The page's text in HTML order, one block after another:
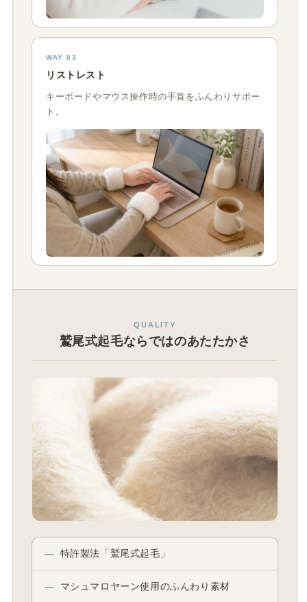
WAY 03
リストレスト
キーボードやマウス操作時の手首をふんわりサポー
ト。
QUALITY
鷲尾式起毛ならではのあたたかさ
— 特許製法「鷲尾式起毛」
— マシュマロヤーン使用のふんわり素材